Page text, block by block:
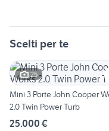
Scelti per te
25
Mini 3 Porte John Cooper
2.0 Twin Power Turb
25.000 €